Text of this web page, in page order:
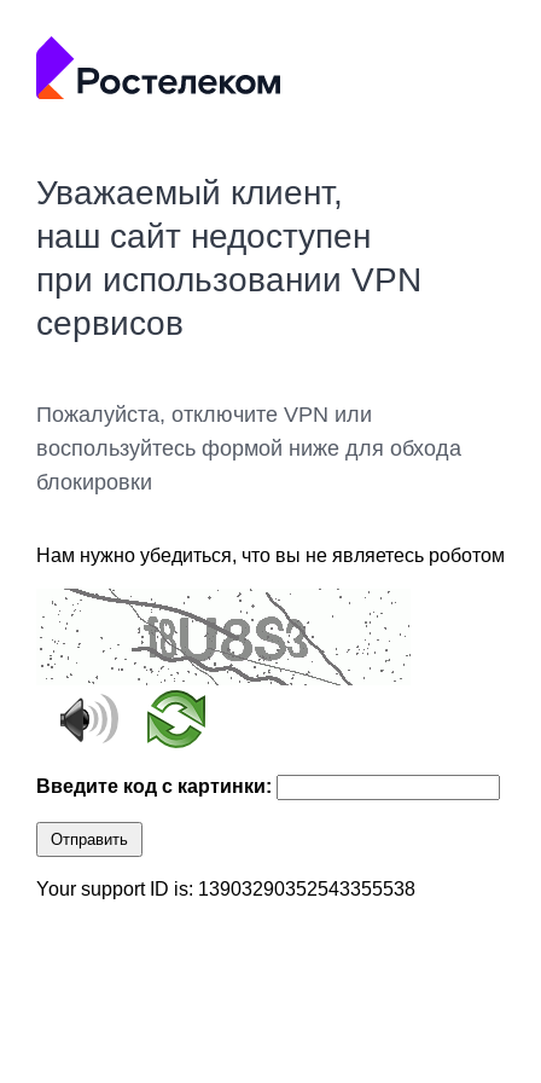
Уважаемый клиент,
наш сайт недоступен
при использовании VPN
сервисов
Пожалуйста, отключите VPN или
воспользуйтесь формой ниже для обхода
блокировки
Нам нужно убедиться, что вы не являетесь роботом
Введите код с картинки:
Отправить
Your support ID is: 13903290352543355538